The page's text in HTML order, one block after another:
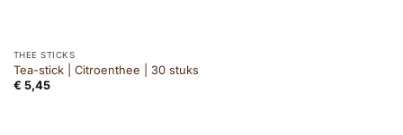
THEE STICKS
Tea-stick | Citroenthee | 30 stuks
€ 5,45